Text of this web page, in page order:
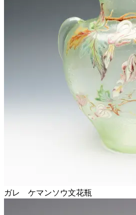
ガレ ケマンソウ文花瓶